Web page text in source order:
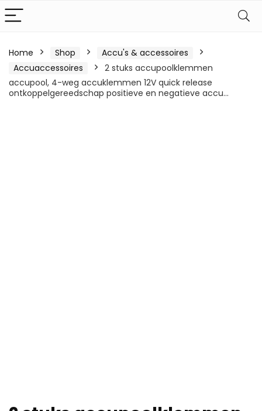
Home Shop
Accu's & accessoires
Accuaccessoires
2 stuks accupoolklemmen
accupool, 4-weg accuklemmen 12V quick release
ontkoppelgereedschap positieve en negatieve accu…